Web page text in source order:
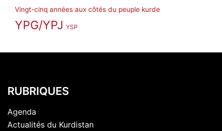
Vingt-cinq années aux côtés du peuple kurde
YPG/YPJ YSP
RUBRIQUES
Agenda
Actualités du Kurdistan